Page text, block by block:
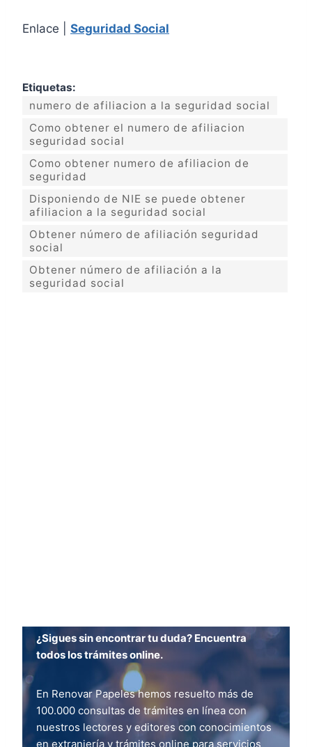
Enlace | Seguridad Social
Etiquetas:
numero de afiliacion a la seguridad social
Como obtener el numero de afiliacion
seguridad social
Como obtener numero de afiliacion de
seguridad
Disponiendo de NIE se puede obtener
afiliacion a la seguridad social
Obtener número de afiliación seguridad
social
Obtener número de afiliación a la
seguridad social
¿Sigues sin encontrar tu duda? Encuentra
todos los trámites online.
En Renovar Papeles hemos resuelto más de
100.000 consultas de trámites en línea con
nuestros lectores y editores con conocimientos
en extranjería y trámites online para servicios